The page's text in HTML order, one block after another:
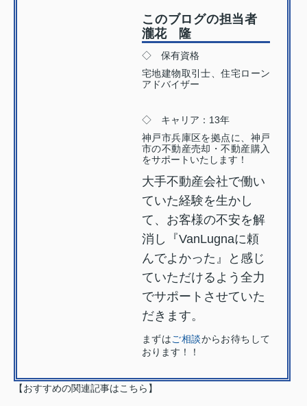
このブログの担当者
瀧花 隆
◇ 保有資格
宅地建物取引士、住宅ローン
アドバイザー
◇ キャリア：13年
神戸市兵庫区を拠点に、神戸
市の不動産売却・不動産購入
をサポートいたします！
大手不動産会社で働い
ていた経験を生かし
て、お客様の不安を解
消し『VanLugnaに頼
んでよかった』と感じ
ていただけるよう全力
でサポートさせていた
だきます。
まずはご相談からお待ちして
おります！！
【おすすめの関連記事はこちら】